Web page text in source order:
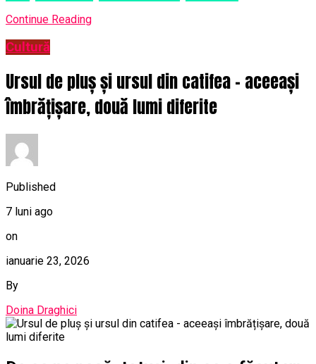
Continue Reading
Cultură
Ursul de pluș și ursul din catifea – aceeași
îmbrățișare, două lumi diferite
Published
7 luni ago
on
ianuarie 23, 2026
By
Doina Draghici